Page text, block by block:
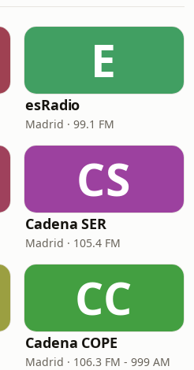
E
esRadio
Madrid · 99.1 FM
CS
Cadena SER
Madrid · 105.4 FM
CC
Cadena COPE
Madrid · 106.3 FM - 999 AM